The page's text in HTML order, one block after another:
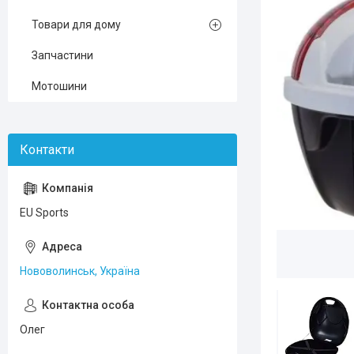
Товари для дому
Запчастини
Мотошини
EU Sports
Нововолинськ, Україна
Олег